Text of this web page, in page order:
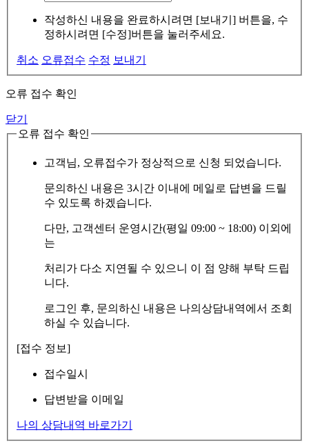
작성하신 내용을 완료하시려면 [보내기] 버튼을, 수
정하시려면 [수정]버튼을 눌러주세요.
취소 오류접수 수정 보내기
오류 접수 확인
닫기
오류 접수 확인
고객님, 오류접수가 정상적으로 신청 되었습니다.
문의하신 내용은 3시간 이내에 메일로 답변을 드릴
수 있도록 하겠습니다.
다만, 고객센터 운영시간(평일 09:00 ~ 18:00) 이외에
는
처리가 다소 지연될 수 있으니 이 점 양해 부탁 드립
니다.
로그인 후, 문의하신 내용은 나의상담내역에서 조회
하실 수 있습니다.
[접수 정보]
접수일시
답변받을 이메일
나의 상담내역 바로가기